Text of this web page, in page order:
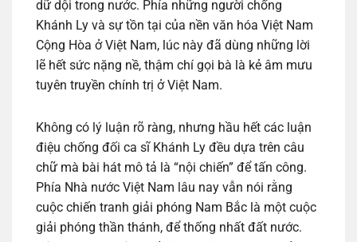
dữ dội trong nước. Phía những người chống
Khánh Ly và sự tồn tại của nền văn hóa Việt Nam
Cộng Hòa ở Việt Nam, lúc này đã dùng những lời
lẽ hết sức nặng nề, thậm chí gọi bà là kẻ âm mưu
tuyên truyền chính trị ở Việt Nam.
Không có lý luận rõ ràng, nhưng hầu hết các luận
điệu chống đối ca sĩ Khánh Ly đều dựa trên câu
chữ mà bài hát mô tả là “nội chiến” để tấn công.
Phía Nhà nước Việt Nam lâu nay vẫn nói rằng
cuộc chiến tranh giải phóng Nam Bắc là một cuộc
giải phóng thần thánh, để thống nhất đất nước.